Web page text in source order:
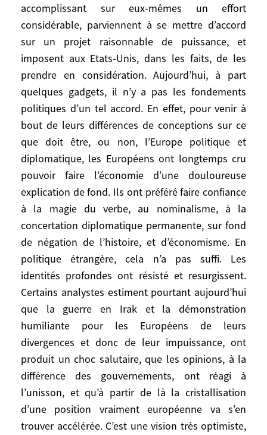
accomplissant sur eux-mêmes un effort
considérable, parviennent à se mettre d’accord
sur un projet raisonnable de puissance, et
imposent aux Etats-Unis, dans les faits, de les
prendre en considération. Aujourd’hui, à part
quelques gadgets, il n’y a pas les fondements
politiques d’un tel accord. En effet, pour venir à
bout de leurs différences de conceptions sur ce
que doit être, ou non, l’Europe politique et
diplomatique, les Européens ont longtemps cru
pouvoir faire l’économie d’une douloureuse
explication de fond. Ils ont préféré faire confiance
à la magie du verbe, au nominalisme, à la
concertation diplomatique permanente, sur fond
de négation de l’histoire, et d’économisme. En
politique étrangère, cela n’a pas suffi. Les
identités profondes ont résisté et resurgissent.
Certains analystes estiment pourtant aujourd’hui
que la guerre en Irak et la démonstration
humiliante pour les Européens de leurs
divergences et donc de leur impuissance, ont
produit un choc salutaire, que les opinions, à la
différence des gouvernements, ont réagi à
l’unisson, et qu’à partir de là la cristallisation
d’une position vraiment européenne va s’en
trouver accélérée. C’est une vision très optimiste,
les «Occidentaux» peuvent ne pas se sentir
tels; les divergences transatlantiques
peuvent s’amplifier et s’indurer – par
exemple en ce qui concerne l’emploi de la
force et le rapport à la loi internationale -;
même avec un autre Président, les Etats-
Unis peuvent rester durablement
souverainistes et unilatéralistes. Ils
peuvent continuer à juger inutiles de vrais
partenaires, même européens, inutiles
puisque «la mission détermine la
coalition».
Et quand bien même les Etats-Unis
seraient prêts à traiter avec un partenaire,
les Européens qui hésitent tant à endosser
le poids de la puissance le pourraient-ils,
le voudraient-ils? Pour répondre par
l’affirmative, il faudrait que ceux-ci,
accomplissant sur eux-mêmes un effort
considérable, parviennent à se mettre
d’accord sur un projet raisonnable de
puissance, et imposent aux Etats-Unis,
dans les faits, de les prendre en
considération. Aujourd’hui, à part
quelques gadgets, il n’y a pas les
fondements politiques d’un tel accord. En
effet, pour venir à bout de leurs différences